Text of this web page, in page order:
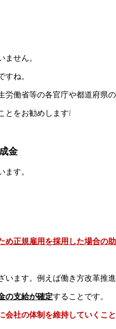
ません。
すね。
労働省等の各官庁や都道府
をお勧めします❕
金
ます。
め正規雇用を採用した場合の
ます。例えば働き方改革推
の支給が確定することです。
会社の体制を維持していくこ